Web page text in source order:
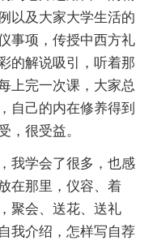
以及大家大学生活的
事项，传授中西方礼
的解说吸引，听着那
上完一次课，大家总
自己的内在修养得到
，很受益。
我学会了很多，也感
在那里，仪容、着
聚会、送花、送礼
我介绍，怎样写自荐